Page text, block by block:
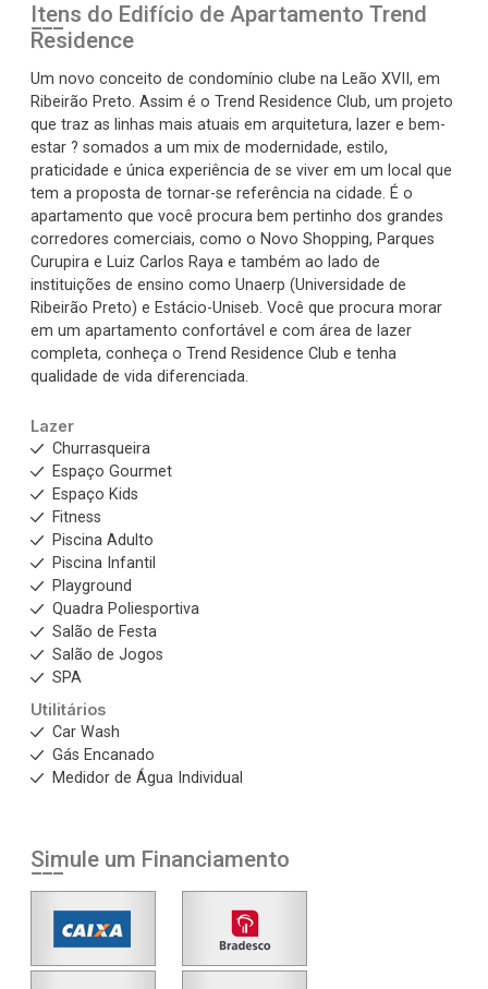
Itens do Edifício de Apartamento Trend
Residence
Um novo conceito de condomínio clube na Leão XVII, em
Ribeirão Preto. Assim é o Trend Residence Club, um projeto
que traz as linhas mais atuais em arquitetura, lazer e bem-
estar ? somados a um mix de modernidade, estilo,
praticidade e única experiência de se viver em um local que
tem a proposta de tornar-se referência na cidade. É o
apartamento que você procura bem pertinho dos grandes
corredores comerciais, como o Novo Shopping, Parques
Curupira e Luiz Carlos Raya e também ao lado de
instituições de ensino como Unaerp (Universidade de
Ribeirão Preto) e Estácio-Uniseb. Você que procura morar
em um apartamento confortável e com área de lazer
completa, conheça o Trend Residence Club e tenha
qualidade de vida diferenciada.
Lazer
Churrasqueira
Espaço Gourmet
Espaço Kids
Fitness
Piscina Adulto
Piscina Infantil
Playground
Quadra Poliesportiva
Salão de Festa
Salão de Jogos
SPA
Utilitários
Car Wash
Gás Encanado
Medidor de Água Individual
Simule um Financiamento